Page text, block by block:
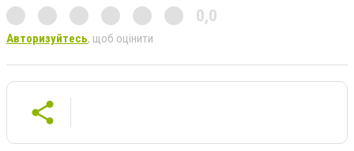
0,0
Авторизуйтесь, щоб оцінити